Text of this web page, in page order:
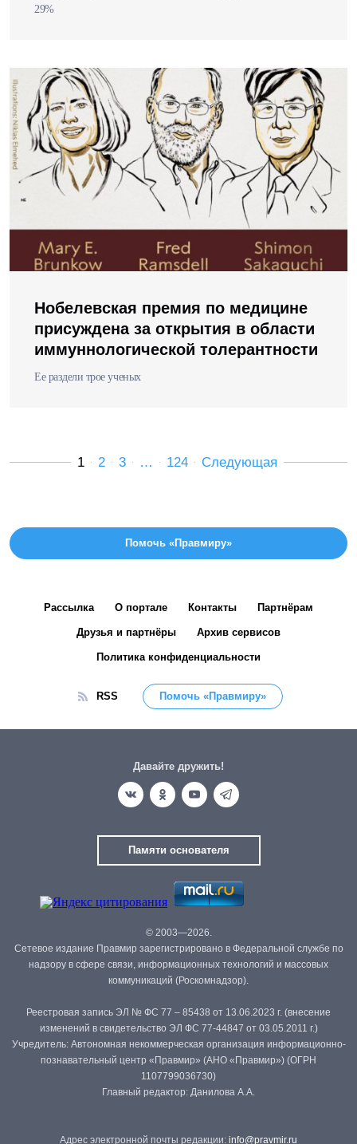
29%
Нобелевская премия по медицине
присуждена за открытия в области
иммуннологической толерантности
Ее раздели трое ученых
1 2 3 … 124 Следующая
Помочь «Правмиру»
Рассылка О портале Контакты Партнёрам
Друзья и партнёры Архив сервисов
Политика конфиденциальности
RSS Помочь «Правмиру»
Давайте дружить!
Памяти основателя
© 2003—2026.
Сетевое издание Правмир зарегистрировано в Федеральной службе по
надзору в сфере связи, информационных технологий и массовых
коммуникаций (Роскомнадзор).
Реестровая запись ЭЛ № ФС 77 – 85438 от 13.06.2023 г. (внесение
изменений в свидетельство ЭЛ ФС 77-44847 от 03.05.2011 г.)
Учредитель: Автономная некоммерческая организация информационно-
познавательный центр «Правмир» (АНО «Правмир») (ОГРН
1107799036730)
Главный редактор: Данилова А.А.
Адрес электронной почты редакции: info@pravmir.ru